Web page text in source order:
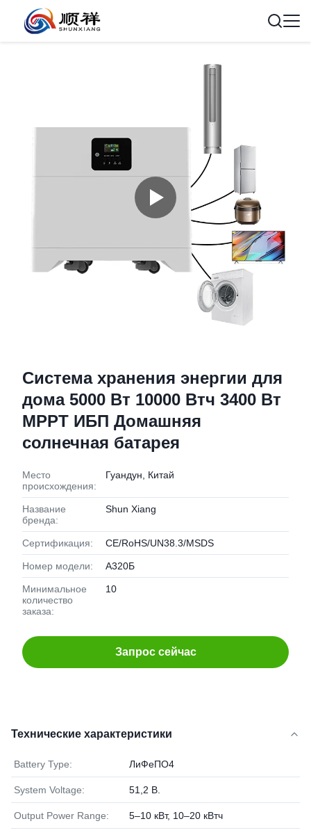
Система хранения энергии для
дома 5000 Вт 10000 Втч 3400 Вт
MPPT ИБП Домашняя
солнечная батарея
Место
происхождения:
Гуандун, Китай
Название
бренда:
Shun Xiang
Сертификация: CE/RoHS/UN38.3/MSDS
Номер модели: А320Б
Минимальное
количество
заказа:
10
Запрос сейчас
Технические характеристики
Battery Type: ЛиФеПО4
System Voltage: 51,2 В.
Output Power Range: 5–10 кВт, 10–20 кВтч